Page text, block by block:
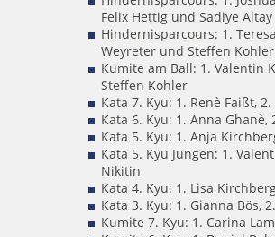
Felix Hettig und Sadiye Altay
Hindernisparcours: 1.
Weyreter und Steffen Kohler
Kumite am Ball: 1. Valentin
Steffen Kohler
Kata 7. Kyu: 1. Renè Faißt,
Kata 6. Kyu: 1. Anna
Kata 5. Kyu: 1. Anja
Kata 5. Kyu Jungen: 1.
Nikitin
Kata 4. Kyu: 1. Lisa
Kata 3. Kyu: 1. Gianna Bös,
Kumite 7. Kyu: 1. Carina